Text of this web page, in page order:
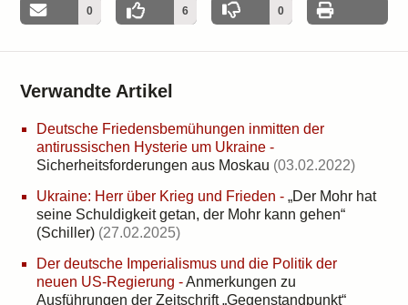
0 6 0
Verwandte Artikel
Deutsche Friedensbemühungen inmitten der
antirussischen Hysterie um Ukraine -
Sicherheitsforderungen aus Moskau (03.02.2022)
Ukraine: Herr über Krieg und Frieden - „Der Mohr hat
seine Schuldigkeit getan, der Mohr kann gehen“
(Schiller) (27.02.2025)
Der deutsche Imperialismus und die Politik der
neuen US-Regierung -Anmerkungen zu
Ausführungen der Zeitschrift „Gegenstandpunkt“